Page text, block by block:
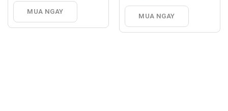
là:
980.000 VNĐ.
hiện
là:
735.000 VNĐ.
MUA NGAY
là:
780.000 VNĐ.
hiện
là:
585.000 VNĐ.
MUA NGAY